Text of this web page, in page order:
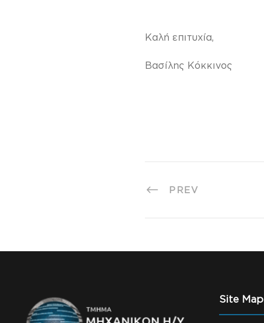
Καλή επιτυχία,
Βασίλης Κόκκινος
PREV
Site Map